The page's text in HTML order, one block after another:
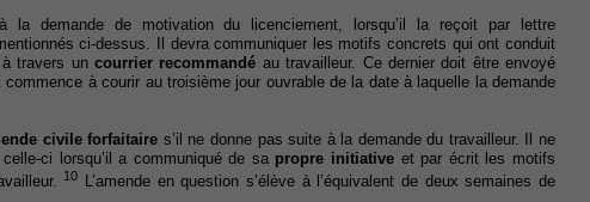
la demande de motivation du licenciement, lorsqu’il la reçoit par lettre
ci-dessus. Il devra communiquer les motifs concrets qui ont conduit
travers un courrier recommandé au travailleur. Ce dernier doit être envoyé
à courir au troisième jour ouvrable de la date à laquelle la demande
civile forfaitaire s’il ne donne pas suite à la demande du travailleur. Il ne
ci lorsqu’il a communiqué de sa propre initiative et par écrit les motifs
10
L’amende en question s’élève à l’équivalent de deux semaines de